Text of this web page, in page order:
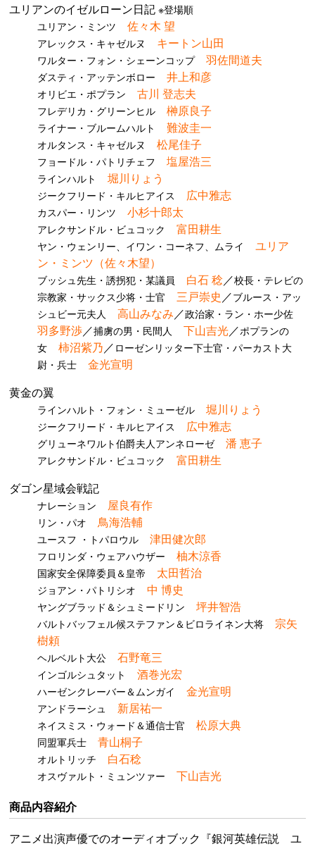
ユリアンのイゼルローン日記※登場順
ユリアン・ミンツ
佐々木 望
アレックス・キャゼルヌ キートン山田
ワルター・フォン・シェーンコップ 羽佐間道夫
ダスティ・アッテンボロー 井上和彦
オリビエ・ポプラン 古川 登志夫
フレデリカ・グリーンヒル 榊原良子
ライナー・ブルームハルト 難波圭一
オルタンス・キャゼルヌ 松尾佳子
フョードル・パトリチェフ 塩屋浩三
ラインハルト 堀川りょう
ジークフリード・キルヒアイス 広中雅志
カスパー・リンツ 小杉十郎太
アレクサンドル・ビュコック 富田耕生
ヤン・ウェンリー、イワン・コーネフ、ムライ
ユリア
ン・ミンツ（佐々木望）
ブッシュ先生・誘拐犯・某議員 白石 稔／校長・テレビの
宗教家・サックス少将・士官
三戸崇史 ／ブルース・アッ
シュビー元夫人
高山みなみ／政治家・ラン・ホー少佐
羽多野渉／捕虜の男・民間人 下山吉光／ポプランの
女
柿沼紫乃／ローゼンリッター下士官・パーカスト大
尉・兵士
金光宣明
黄金の翼
ラインハルト・フォン・ミューゼル 堀川りょう
ジークフリード・キルヒアイス 広中雅志
グリューネワルト伯爵夫人アンネローゼ 潘 恵子
アレクサンドル・ビュコック
富田耕生
ダゴン星域会戦記
ナレーション 屋良有作
リン・パオ 鳥海浩輔
ユースフ ・トパロウル 津田健次郎
フロリンダ・ウェアハウザー 柚木涼香
国家安全保障委員＆皇帝 太田哲治
ジョアン・パトリシオ 中 博史
ヤングブラッド＆シュミードリン 坪井智浩
バルトバッフェル候ステファン＆ビロライネン大将
宗矢
樹頼
ヘルベルト大公 石野竜三
インゴルシュタット 酒巻光宏
ハーゼンクレーバー＆ムンガイ 金光宣明
アンドラーシュ 新居祐一
ネイスミス・ウォード＆通信士官 松原大典
同盟軍兵士 青山桐子
オルトリッチ 白石稔
オスヴァルト・ミュンツァー
下山吉光
商品内容紹介
アニメ出演声優でのオーディオブック『銀河英雄伝説 ユ